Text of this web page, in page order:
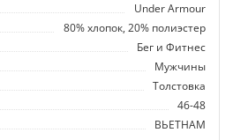
Under Armour
80% хлопок, 20% полиэстер
Бег и Фитнес
Мужчины
Толстовка
46-48
ВЬЕТНАМ